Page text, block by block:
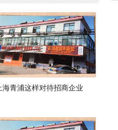
海青浦这样对待招商企业